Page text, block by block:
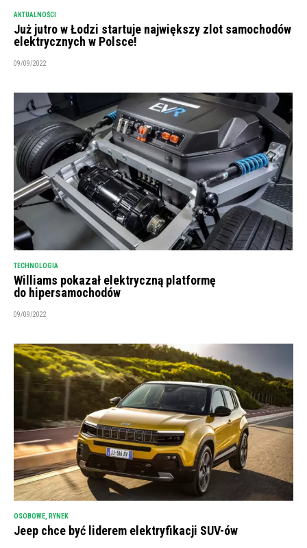
AKTUALNOŚCI
Już jutro w Łodzi startuje największy zlot samochodów
elektrycznych w Polsce!
09/09/2022
TECHNOLOGIA
Williams pokazał elektryczną platformę
do hipersamochodów
09/09/2022
OSOBOWE, RYNEK
Jeep chce być liderem elektryfikacji SUV-ów